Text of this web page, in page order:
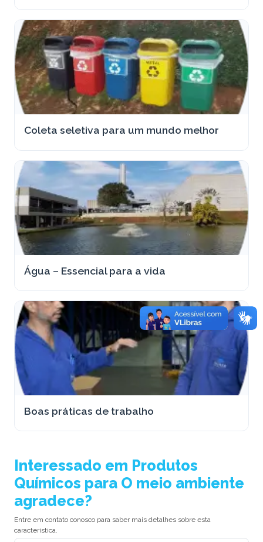
Coleta seletiva para um mundo melhor
Água – Essencial para a vida
Boas práticas de trabalho
Interessado em Produtos
Químicos para O meio ambiente
agradece?
Entre em contato conosco para saber mais detalhes sobre esta
característica.